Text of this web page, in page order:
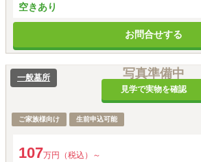
空きあり
お問合せする
写真準備中
見学で実物を確認
一般墓所
ご家族様向け 生前申込可能
107万円（税込）～